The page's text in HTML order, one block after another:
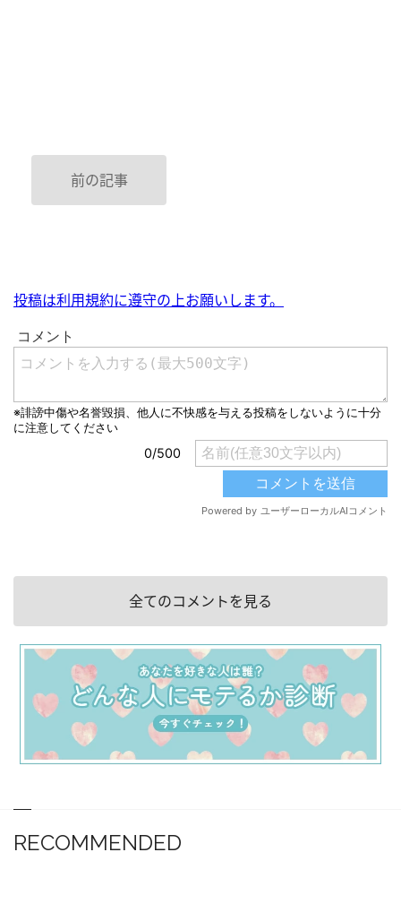
前の記事
投稿は利用規約に遵守の上お願いします。
全てのコメントを見る
RECOMMENDED